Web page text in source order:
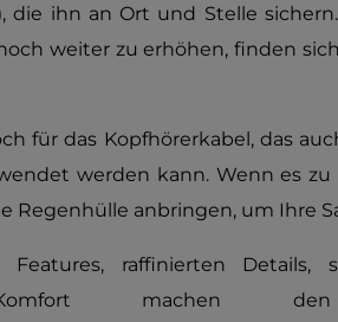
die ihn an Ort und Stelle
weiter zu erhöhen, finden
für das Kopfhörerkabel, das
werden kann. Wenn es
Regenhülle anbringen, um Ihre
Features, raffinierten Details,
Komfort machen